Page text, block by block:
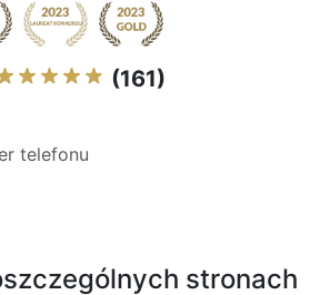
(161)
telefonu
stronach